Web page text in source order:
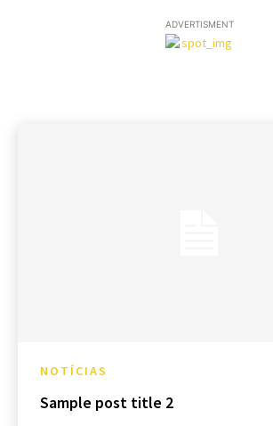
ADVERTISMENT
NOTÍCIAS
Sample post title 2